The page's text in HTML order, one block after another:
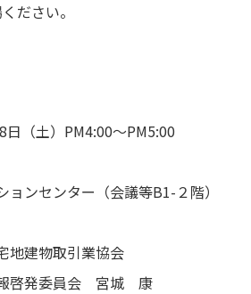
ださい。
（土）PM4:00～PM5:00
ョンセンター（会議等B1-２階）
地建物取引業協会
委員会 宮城 康